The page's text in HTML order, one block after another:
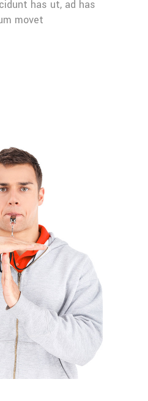
has ut, ad has
movet